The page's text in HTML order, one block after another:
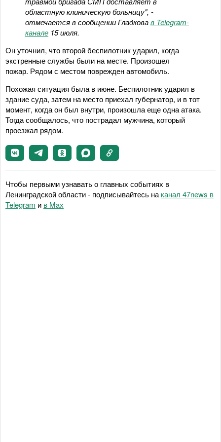
областную клиническую больницу", -
отмечается в сообщении Гладковав Telegram-
канале 15 июля.
Он уточнил, что второй беспилотник ударил, когда
экстренные службы были на месте. Произошел
пожар. Рядом с местом поврежден автомобиль.
Похожая ситуация была в июне. Беспилотник ударил в
здание суда, затем на место приехал губернатор, и в тот
момент, когда он был внутри, произошла еще одна атака.
Тогда сообщалось, что пострадал мужчина, который
проезжал рядом.
Чтобы первыми узнавать о главных событиях в
Ленинградской области - подписывайтесь на канал 47news в
Telegram и в Maх